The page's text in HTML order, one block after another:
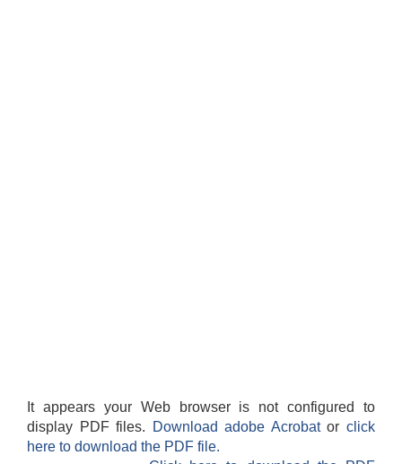
It appears your Web browser is not configured to
display PDF files.
Download adobe Acrobatorclick
here to download the PDF file.